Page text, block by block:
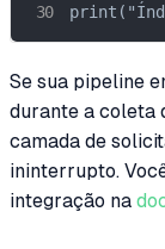
Se sua pipeline
durante a coleta
camada de
ininterrupto.
integração na